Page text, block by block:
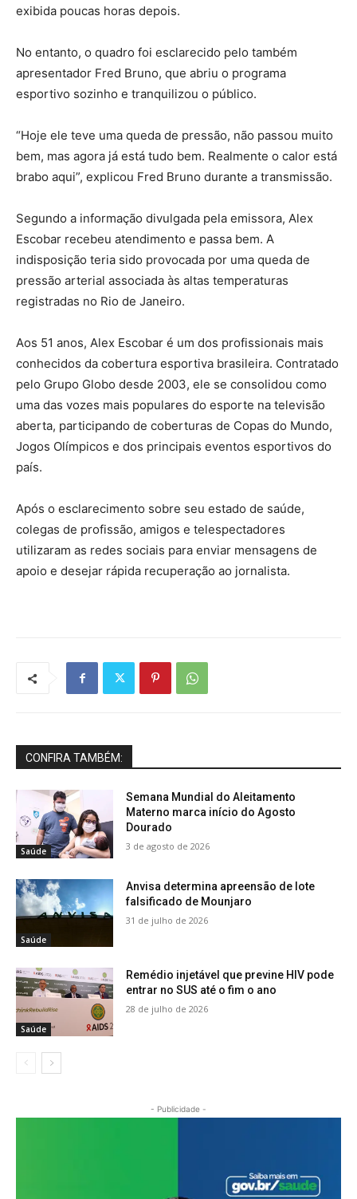
exibida poucas horas depois.
No entanto, o quadro foi esclarecido pelo também
apresentador Fred Bruno, que abriu o programa
esportivo sozinho e tranquilizou o público.
“Hoje ele teve uma queda de pressão, não passou muito
bem, mas agora já está tudo bem. Realmente o calor está
brabo aqui”, explicou Fred Bruno durante a transmissão.
Segundo a informação divulgada pela emissora, Alex
Escobar recebeu atendimento e passa bem. A
indisposição teria sido provocada por uma queda de
pressão arterial associada às altas temperaturas
registradas no Rio de Janeiro.
Aos 51 anos, Alex Escobar é um dos profissionais mais
conhecidos da cobertura esportiva brasileira. Contratado
pelo Grupo Globo desde 2003, ele se consolidou como
uma das vozes mais populares do esporte na televisão
aberta, participando de coberturas de Copas do Mundo,
Jogos Olímpicos e dos principais eventos esportivos do
país.
Após o esclarecimento sobre seu estado de saúde,
colegas de profissão, amigos e telespectadores
utilizaram as redes sociais para enviar mensagens de
apoio e desejar rápida recuperação ao jornalista.
CONFIRA TAMBÉM:
Saúde
Semana Mundial do Aleitamento
Materno marca início do Agosto
Dourado
3 de agosto de 2026
Saúde
Anvisa determina apreensão de lote
falsificado de Mounjaro
31 de julho de 2026
Saúde
Remédio injetável que previne HIV pode
entrar no SUS até o fim o ano
28 de julho de 2026
- Publicidade -